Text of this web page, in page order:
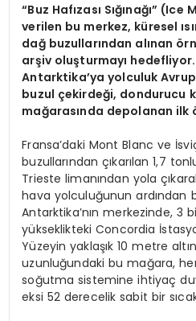
“Buz Hafızası Sığınağı”
verilen bu merkez, küresel
dağ buzullarından alınan
arşiv oluşturmayı hedefliyor.
Antarktika’ya yolculuk
buzul çekirdeği, dondurucu
mağarasında depolanan ilk
Fransa’daki Mont Blanc ve
buzullarından çıkarılan 1,7
Trieste limanından yola
hava yolculuğunun ardından
Antarktika’nın merkezinde, 3
yükseklikteki Concordia
Yüzeyin yaklaşık 10 metre
uzunluğundaki bu mağara,
soğutma sistemine ihtiyaç
eksi 52 derecelik sabit bir